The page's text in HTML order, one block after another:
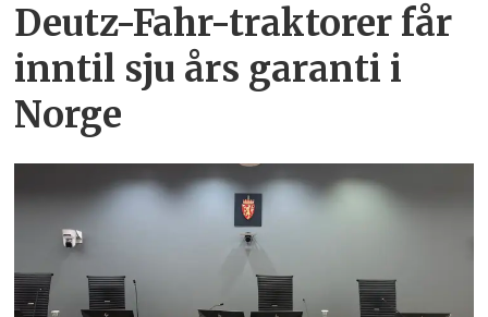
Deutz-Fahr-traktorer får
inntil sju års garanti i
Norge